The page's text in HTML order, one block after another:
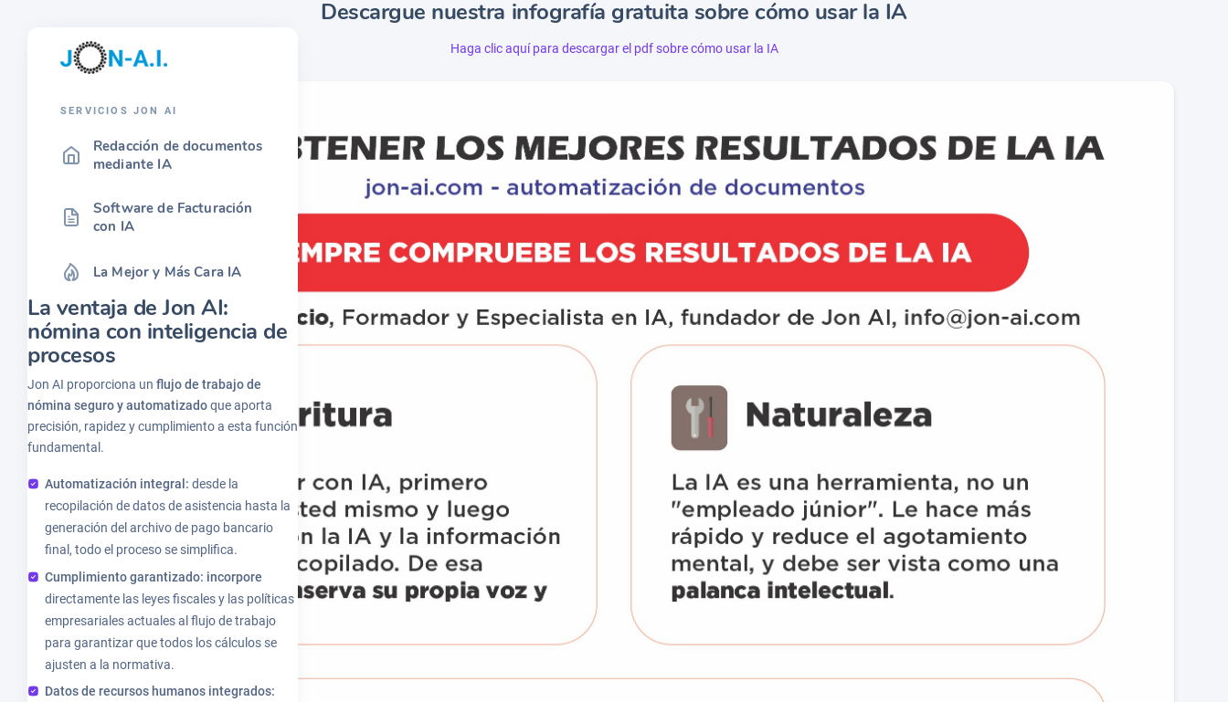
SERVICIOS JON AI
Redacción de documentos
mediante IA
Software de Facturación
con IA
La Mejor y Más Cara IA
La ventaja de Jon AI:
nómina con inteligencia de
procesos
Jon AI proporciona un flujo de trabajo de
nómina seguro y automatizadoque aporta
precisión, rapidez y cumplimiento a esta función
fundamental.
Automatización integral: desde la
recopilación de datos de asistencia hasta la
generación del archivo de pago bancario
final, todo el proceso se simplifica.
Cumplimiento garantizado: incorpore
directamente las leyes fiscales y las políticas
empresariales actuales al flujo de trabajo
para garantizar que todos los cálculos se
ajusten a la normativa.
Datos de recursos humanos integrados:
Descargue nuestra infografía gratuita sobre cómo usar la IA
Haga clic aquí para descargar el pdf sobre cómo usar la IA